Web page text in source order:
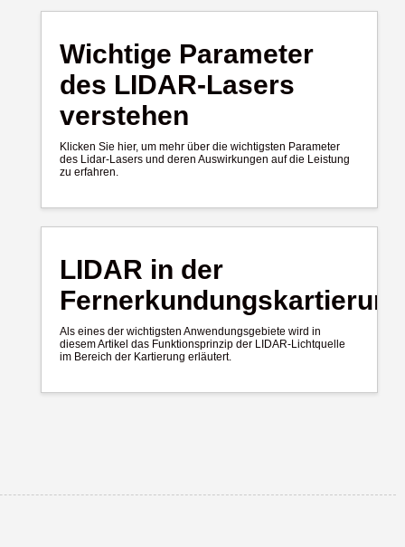
Wichtige Parameter
des LIDAR-Lasers
verstehen
Klicken Sie hier, um mehr über die wichtigsten Parameter
des Lidar-Lasers und deren Auswirkungen auf die Leistung
zu erfahren.
LIDAR in der
Als eines der wichtigsten Anwendungsgebiete wird in
diesem Artikel das Funktionsprinzip der LIDAR-Lichtquelle
im Bereich der Kartierung erläutert.